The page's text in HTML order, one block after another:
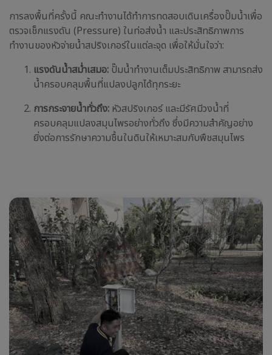
การลงพื้นที่ครั้งนี้ คณะทำงานได้ทำการทดสอบเดินเครื่องปั๊มน้ำเพื่อ
ตรวจเช็กแรงดัน (Pressure) ในท่อส่งน้ำ และประสิทธิภาพการ
ทำงานของหัวจ่ายน้ำสปริงเกอร์ในแต่ละจุด เพื่อให้มั่นใจว่า:
แรงดันน้ำสม่ำเสมอ: ปั๊มน้ำทำงานเต็มประสิทธิภาพ สามารถส่ง
น้ำครอบคลุมพื้นที่แปลงปลูกได้ทุกระยะ
การกระจายน้ำทั่วถึง: หัวสปริงเกอร์ และมีรัศมีวงน้ำที่
ครอบคลุมแปลงสมุนไพรอย่างทั่วถึง ซึ่งมีความสำคัญอย่าง
ยิ่งต่อการรักษาความชื้นในดินให้เหมาะสมกับพืชสมุนไพร